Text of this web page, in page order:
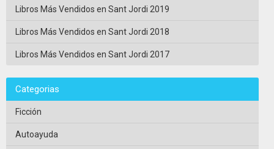
Libros Más Vendidos en Sant Jordi 2019
Libros Más Vendidos en Sant Jordi 2018
Libros Más Vendidos en Sant Jordi 2017
Categorias
Ficción
Autoayuda